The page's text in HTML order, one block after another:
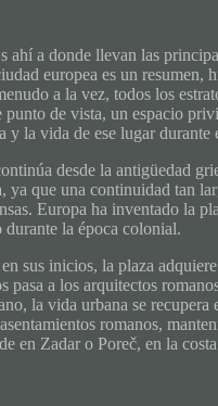
ahí a donde llevan las
europea es un resumen,
a la vez, todos los
de vista, un espacio
la vida de ese lugar
desde la antigüedad
que una continuidad tan
Europa ha inventado la
la época colonial.
sus inicios, la plaza
a los arquitectos
la vida urbana se recupera
romanos,
en Zadar o Poreč, en la